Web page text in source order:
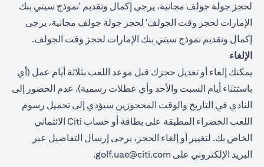
لحجز جولة جولف مجانية، يرجى إكمال وتقديم 'نموذج سيتي بنك
الإمارات لحجز وقت الجولف' لحجز جولة جولف مجانية، يرجى
إكمال وتقديم نموذج سيتي بنك الإمارات لحجز وقت الجولف.
الإلغاء
يمكنك إلغاء أو تعديل حجزك قبل موعد اللعب بثلاثة أيام عمل (أي
باستثناء أيام السبت والأحد وأي عطلات رسمية). عدم الحضور إلى
النادي في التاريخ والوقت المحجوزين سيؤدي إلى تحميل رسوم
اللعب الخضراء المطبقة على بطاقة أو حساب Citi الائتماني
الخاص بك. لتغيير أو إلغاء الحجز، يرجى إرسال التفاصيل عبر
البريد الإلكتروني على golf.uae@citi.com
.